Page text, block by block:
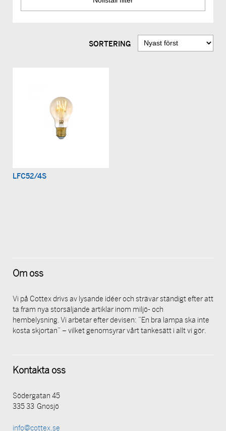
SORTERING
LFC52/4S
Om oss
Vi på Cottex drivs av lysande idéer och strävar ständigt efter att
ta fram nya storsäljande artiklar inom miljö- och
hembelysning. Vi arbetar efter devisen: ”En bra lampa ska inte
kosta skjortan” – vilket genomsyrar vårt tankesätt i allt vi gör.
Kontakta oss
Södergatan 45
335 33 Gnosjö
info@cottex.se